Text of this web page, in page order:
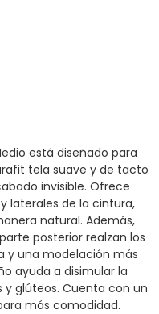
está diseñado para
tela suave y de tacto
invisible. Ofrece
laterales de la cintura,
natural. Además,
posterior realzan los
y una modelación más
ayuda a disimular la
y glúteos. Cuenta con un
más comodidad.